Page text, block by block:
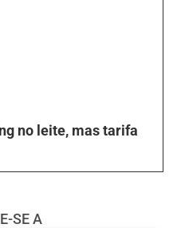
no leite, mas tarifa
SE A